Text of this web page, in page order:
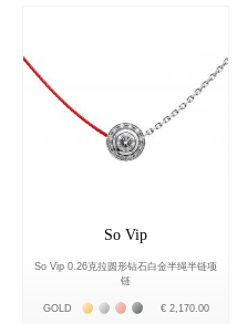
So Vip
So Vip 0.26克拉圆形钻石白金半绳半链项
链
GOLD Жёлтое золото 18К
Белое золото 18К
Розовое золото 18К
Чёрное золото 18К
€ 2,170.00